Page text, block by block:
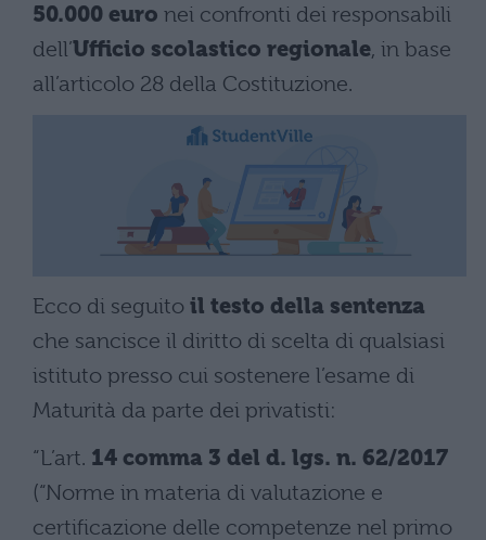
50.000 euro nei confronti dei responsabili
dell’Ufficio scolastico regionale, in base
all’articolo 28 della Costituzione.
Ecco di seguito il testo della sentenza
che sancisce il diritto di scelta di qualsiasi
istituto presso cui sostenere l’esame di
Maturità da parte dei privatisti:
“L’art. 14 comma 3 del d. lgs. n. 62/2017
(“Norme in materia di valutazione e
certificazione delle competenze nel primo